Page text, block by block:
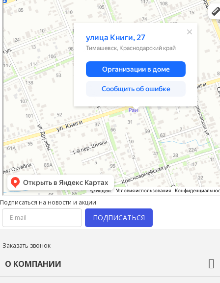
Улица Книги, 27 — Яндекс Карты
Подписаться на новости и акции
ПОДПИСАТЬСЯ
Заказать звонок
О КОМПАНИИ